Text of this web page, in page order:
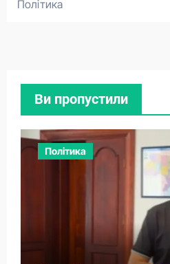
Політика
Ви пропустили
Політика